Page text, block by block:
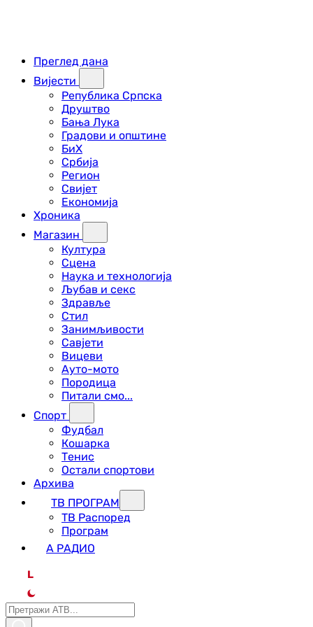
Преглед дана
Вијести
Република Српска
Друштво
Бања Лука
Градови и општине
БиХ
Србија
Регион
Свијет
Економија
Хроника
Магазин
Култура
Сцена
Наука и технологија
Љубав и секс
Здравље
Стил
Занимљивости
Савјети
Вицеви
Ауто-мото
Породица
Питали смо...
Спорт
Фудбал
Кошарка
Тенис
Остали спортови
Архива
ТВ ПРОГРАМ
ТВ Распоред
Програм
А РАДИО
L